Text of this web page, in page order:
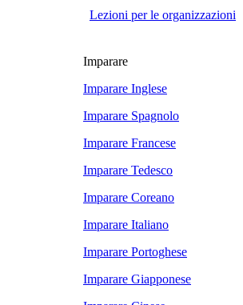
Lezioni per le organizzazioni
Imparare
Imparare Inglese
Imparare Spagnolo
Imparare Francese
Imparare Tedesco
Imparare Coreano
Imparare Italiano
Imparare Portoghese
Imparare Giapponese